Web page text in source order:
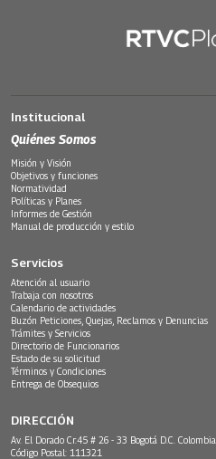
Institucional
Quiénes Somos
Misión y Visión
Objetivos y funciones
Normatividad
Políticas y Planes
Informes de Gestión
Manual de producción y estilo
Servicios
Atención al usuario
Trabaja con nosotros
Calendario de actividades
Buzón Peticiones, Quejas, Reclamos y Denuncias
Trámites y Servicios
Directorio de Funcionarios
Estado de su solicitud
Términos y Condiciones
Entrega de Obsequios
DIRECCIÓN
Av. El Dorado Cr.45 # 26 - 33 Bogotá D.C. Colombia.
Código Postal: 111321